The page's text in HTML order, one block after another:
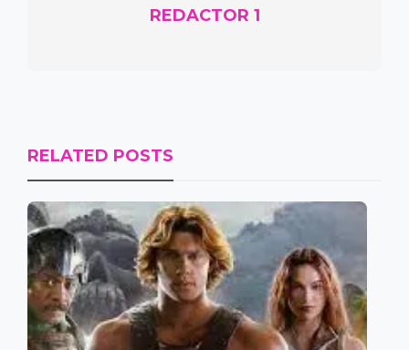
REDACTOR 1
RELATED POSTS